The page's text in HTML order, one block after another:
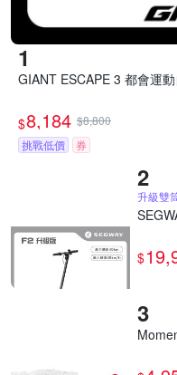
GIANT ESCAPE 3 都會運
$8,184 $8,800
挑戰低價
券
升級雙
$